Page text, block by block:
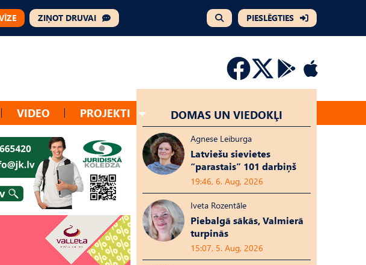
ZIŅOT DRUVAI PIESLĒGTIES
VIDEO PROJEKTI DOMAS UN VIEDOKĻI
Agnese Leiburga
Latviešu sievietes
“parastais” 101 darbiņš
19:46, 6. Aug, 2026
Iveta Rozentāle
Piebalgā sākās, Valmierā
turpinās
15:07, 5. Aug, 2026